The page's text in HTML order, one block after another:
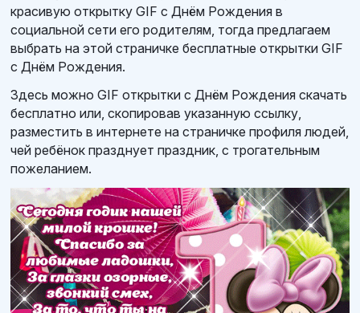
красивую открытку GIF c Днём Рождения в
социальной сети его родителям, тогда предлагаем
выбрать на этой страничке бесплатные открытки GIF
с Днём Рождения.
Здесь можно GIF открытки с Днём Рождения скачать
бесплатно или, скопировав указанную ссылку,
разместить в интернете на страничке профиля людей,
чей ребёнок празднует праздник, с трогательным
пожеланием.